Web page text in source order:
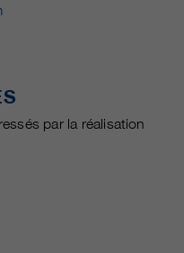
par la réalisation